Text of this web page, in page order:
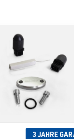
3 JAHRE